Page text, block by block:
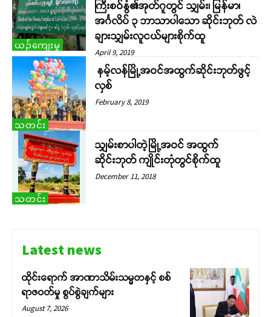
ယဉ်ကျေးမှု
ကြီးစဝ်နွံ၏အုတ်ဂူတွင် သျှမ်း၊ မြန်မာ၊
အင်္ဂလိပ် ၃ ဘာသာပါသော ဆိုင်းဘုတ် လဲ
ချားသျှမ်းလူငယ်များစိုက်ထူ
April 9, 2019
သတင်း
နမ့်လန်မြို့အဝင်အထွက်ဆိုင်းဘုတ်ဖွင့်
လှစ်
February 8, 2019
သတင်း
သျှမ်းစာပါတဲ့မြို့အဝင် အထွက်
ဆိုင်းဘုတ် ကျိုင်းတုံတွင်စိုက်ထူ
December 11, 2018
Latest news
ထိုင်းရောက် အာဏာသိမ်းသမ္မတနှင့် စစ်
ရာဇဝတ်မှု စွပ်စွဲချက်များ
August 7, 2026